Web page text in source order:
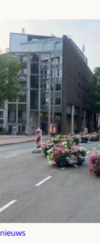
nieuws